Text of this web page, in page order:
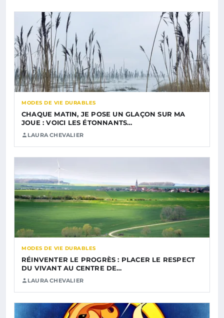
MODES DE VIE DURABLES
CHAQUE MATIN, JE POSE UN GLAÇON SUR MA
JOUE : VOICI LES ÉTONNANTS…
LAURA CHEVALIER
MODES DE VIE DURABLES
RÉINVENTER LE PROGRÈS : PLACER LE RESPECT
DU VIVANT AU CENTRE DE…
LAURA CHEVALIER